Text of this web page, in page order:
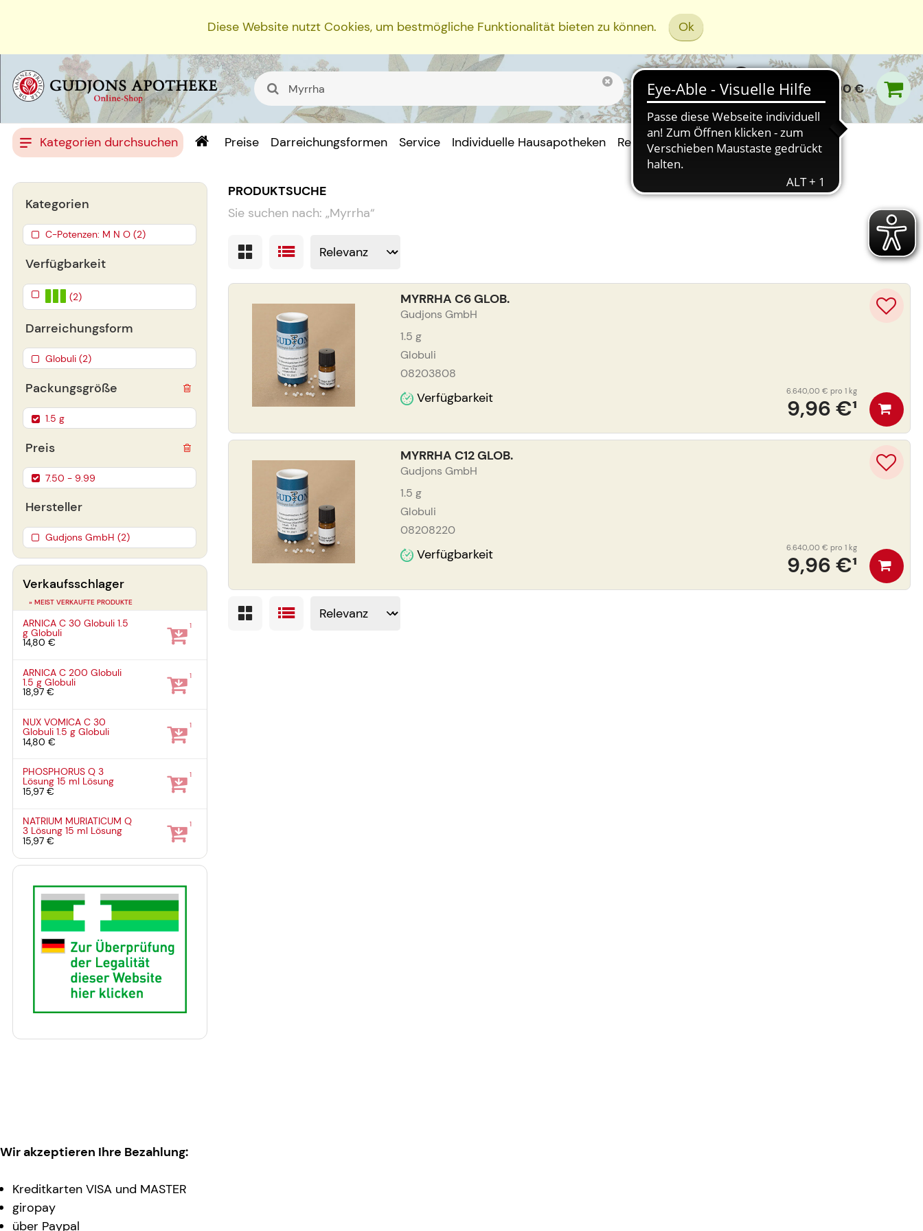
Diese Website nutzt Cookies, um bestmögliche Funktionalität bieten zu können. Ok
0,00 €
Kategorien durchsuchen Preise Darreichungsformen Service Individuelle Hausapotheken Rezept Einreichen
PRODUKTSUCHE
Sie suchen nach: „Myrrha“
MYRRHA C6 GLOB.
Gudjons GmbH
1.5 g
Globuli
08203808
Verfügbarkeit 9,96 €¹
6.640,00 € pro 1 kg
MYRRHA C12 GLOB.
Gudjons GmbH
1.5 g
Globuli
08208220
Verfügbarkeit 9,96 €¹
6.640,00 € pro 1 kg
Verfügbarkeit
(2)
Darreichungsform
Globuli (2)
Packungsgröße
1.5 g
Preis
7.50 - 9.99
Hersteller
Gudjons GmbH (2)
Kategorien
C-Potenzen: M N O (2)
Verkaufsschlager
» MEIST VERKAUFTE PRODUKTE
ARNICA C 30 Globuli1.5
gGlobuli
14,80 €
1
ARNICA C 200 Globuli
1.5 gGlobuli
18,97 €
1
NUX VOMICA C 30
Globuli1.5 gGlobuli
14,80 €
1
PHOSPHORUS Q 3
Lösung15 ml Lösung
15,97 €
1
NATRIUM MURIATICUM Q
3 Lösung15 ml Lösung
15,97 €
1
Wir akzeptieren Ihre Bezahlung:
Kreditkarten VISA und MASTER
giropay
über Paypal